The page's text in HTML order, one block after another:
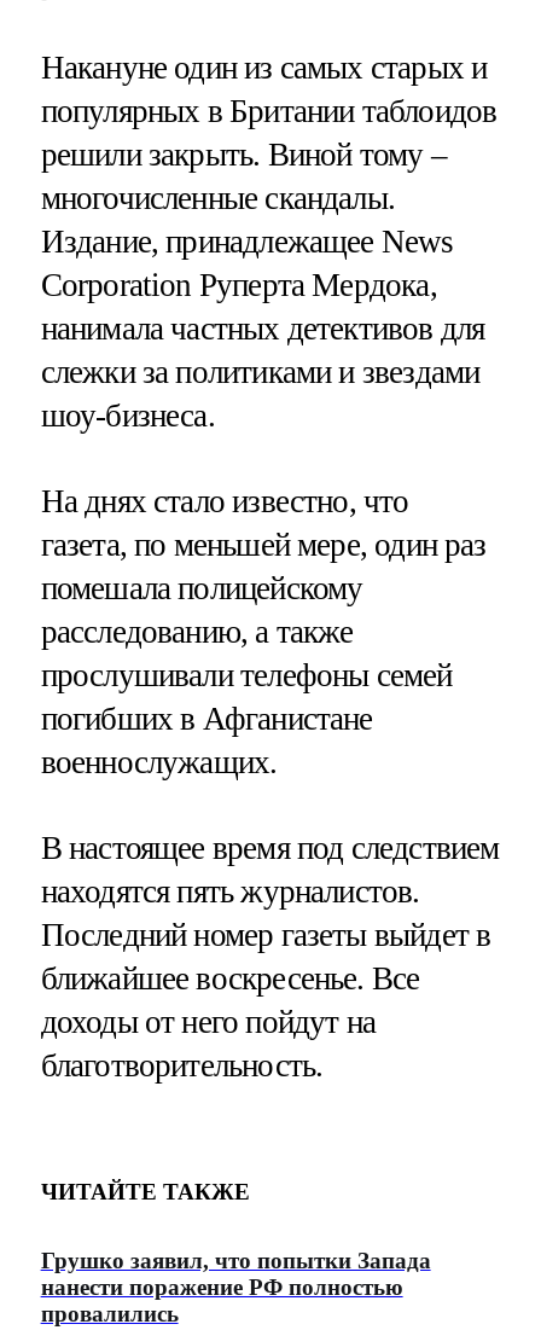
Накануне один из самых старых и
популярных в Британии таблоидов
решили закрыть. Виной тому –
многочисленные скандалы.
Издание, принадлежащее News
Corporation Руперта Мердока,
нанимала частных детективов для
слежки за политиками и звездами
шоу-бизнеса.
На днях стало известно, что
газета, по меньшей мере, один раз
помешала полицейскому
расследованию, а также
прослушивали телефоны семей
погибших в Афганистане
военнослужащих.
В настоящее время под следствием
находятся пять журналистов.
Последний номер газеты выйдет в
ближайшее воскресенье. Все
доходы от него пойдут на
благотворительность.
ЧИТАЙТЕ ТАКЖЕ
Грушко заявил, что попытки Запада
нанести поражение РФ полностью
провалились